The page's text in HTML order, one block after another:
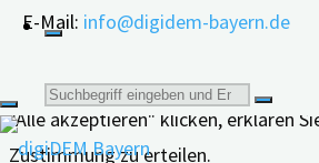
Suche
E-Mail: info@digidem-bayern.de
Wir verwenden Cookies auf
"Alle akzeptieren" klicken, erklären
Zustimmung zu erteilen.